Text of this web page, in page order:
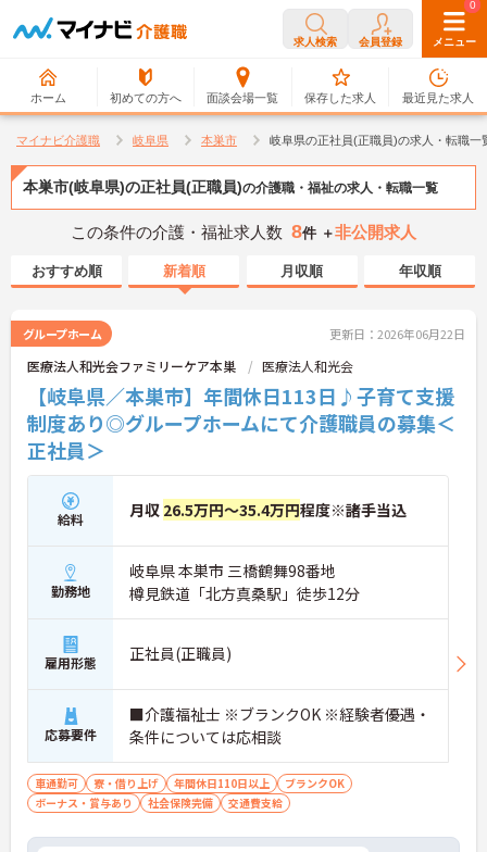
求人検索 会員登録 メニュー
ホーム 初めての方へ 面談会場一覧
0
保存した求人
0
最近見た求人
マイナビ介護職 岐阜県 本巣市 岐阜県の正社員(正職員)の求人・転職一
本巣市(岐阜県)の正社員(正職員)の介護職・福祉の求人・転職一覧
この条件の介護・福祉求人数 8件 ＋非公開求人
おすすめ順 新着順 月収順 年収順
グループホーム 更新日：2026年06月22日
医療法人和光会ファミリーケア本巣 医療法人和光会
【岐阜県／本巣市】年間休日113日♪子育て支援
制度あり◎グループホームにて介護職員の募集＜
正社員＞
給料 月収 26.5万円～35.4万円程度※諸手当込
勤務地
岐阜県 本巣市 三橋鶴舞98番地
樽見鉄道「北方真桑駅」徒歩12分
雇用形態 正社員(正職員)
応募要件
■介護福祉士 ※ブランクOK ※経験者優遇・
条件については応相談
車通勤可 寮・借り上げ 年間休日110日以上
ブランクOK
ボーナス・賞与あり
社会保険完備 交通費支給